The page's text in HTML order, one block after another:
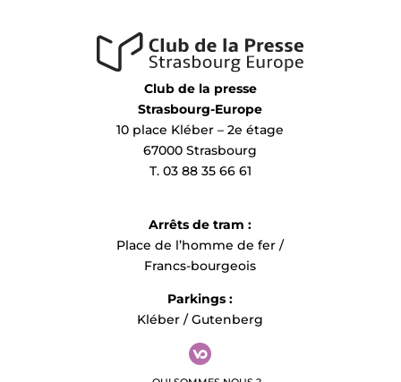
Club de la presse
Strasbourg-Europe
10 place Kléber – 2e étage
67000 Strasbourg
T. 03 88 35 66 61
Arrêts de tram :
Place de l’homme de fer /
Francs-bourgeois
Parkings :
Kléber / Gutenberg